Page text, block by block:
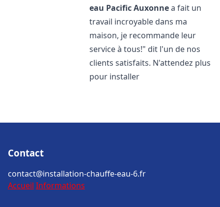
eau PacificAuxonnea fait un
travail incroyable dans ma
maison, je recommande leur
service à tous!" dit l'un de nos
clients satisfaits. N'attendez plus
pour installer
Contact
contact@installation-chauffe-eau-6.fr
Accueil Informations